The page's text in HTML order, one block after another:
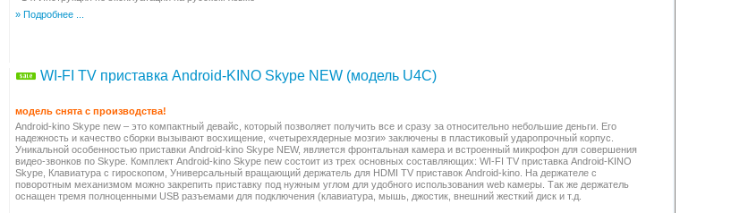
» Подробнее ...
WI-FI TV приставка Android-KINO Skype NEW (модель U4C)
модель снята с производства!
Android-kino Skype new – это компактный девайс, который позволяет получить все и сразу за относительно небольшие деньги. Его
надежность и качество сборки вызывают восхищение, «четырехядерные мозги» заключены в пластиковый ударопрочный корпус.
Уникальной особенностью приставки Android-kino Skype NEW, является фронтальная камера и встроенный микрофон для совершения
видео-звонков по Skype. Комплект Android-kino Skype new состоит из трех основных составляющих: WI-FI TV приставка Android-KINO
Skype, Клавиатура с гироскопом, Универсальный вращающий держатель для HDMI TV приставок Android-kino. На держателе с
поворотным механизмом можно закрепить приставку под нужным углом для удобного использования web камеры. Так же держатель
оснащен тремя полноценными USB разъемами для подключения (клавиатура, мышь, джостик, внешний жесткий диск и т.д.